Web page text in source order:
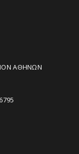
ΑΘΗΝΩΝ